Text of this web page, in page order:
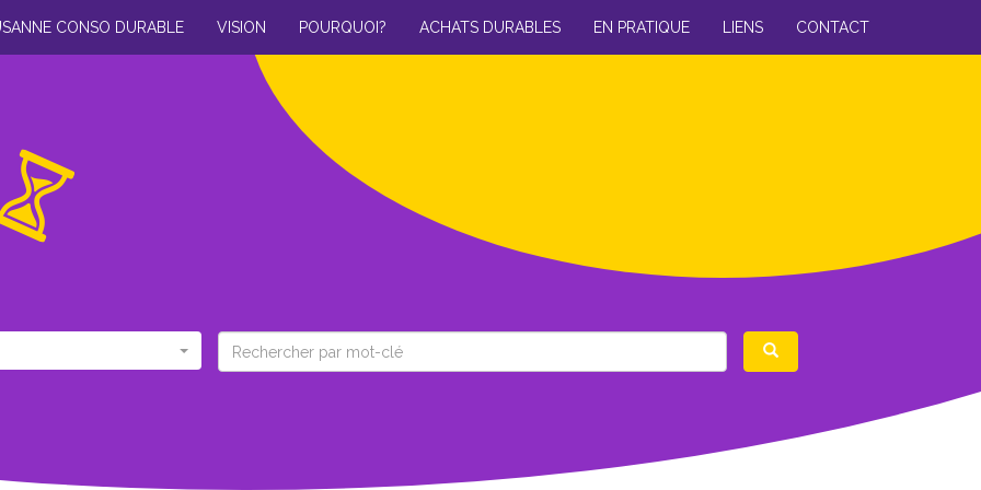
CONSO DURABLE VISION POURQUOI? ACHATS DURABLES EN PRATIQUE LIENS CONTACT
Rechercher